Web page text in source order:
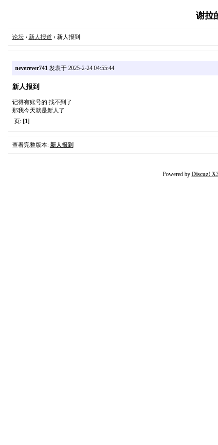
谢拉
论坛› 新人报道 › 新人报到
neverever741发表于 2025-2-24 04:55:44
新人报到
记得有账号的 找不到了
那我今天就是新人了
页: [1]
查看完整版本: 新人报到
Powered by Discuz!